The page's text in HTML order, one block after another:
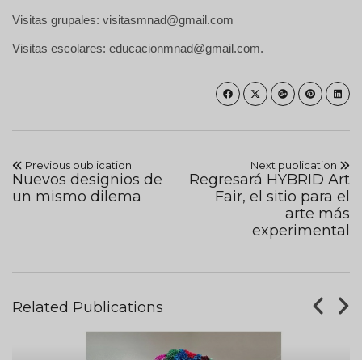
Visitas grupales: visitasmnad@gmail.com
Visitas escolares: educacionmnad@gmail.com.
Previous publication
Nuevos designios de
un mismo dilema
Next publication
Regresará HYBRID Art
Fair, el sitio para el
arte más
experimental
Related Publications